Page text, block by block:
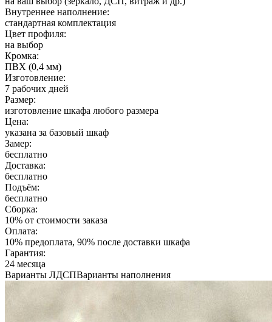
Внутреннее наполнение:
стандартная комплектация
Цвет профиля:
на выбор
Кромка:
ПВХ (0,4 мм)
Изготовление:
7 рабочих дней
Размер:
изготовление шкафа любого размера
Цена:
указана за базовый шкаф
Замер:
бесплатно
Доставка:
бесплатно
Подъём:
бесплатно
Сборка:
10% от стоимости заказа
Оплата:
10% предоплата, 90% после доставки шкафа
Гарантия:
24 месяца
Варианты ЛДСПВарианты наполнения